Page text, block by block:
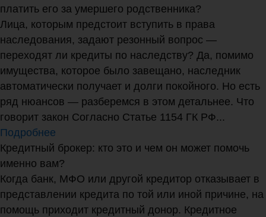
платить его за умершего родственника?
Лица, которым предстоит вступить в права
наследования, задают резонный вопрос —
переходят ли кредиты по наследству? Да, помимо
имущества, которое было завещано, наследник
автоматически получает и долги покойного. Но есть
ряд нюансов — разберемся в этом детальнее. Что
говорит закон Согласно Статье 1154 ГК РФ...
Подробнее
Кредитный брокер: кто это и чем он может помочь
именно вам?
Когда банк, МФО или другой кредитор отказывает в
представлении кредита по той или иной причине, на
помощь приходит кредитный донор. Кредитное